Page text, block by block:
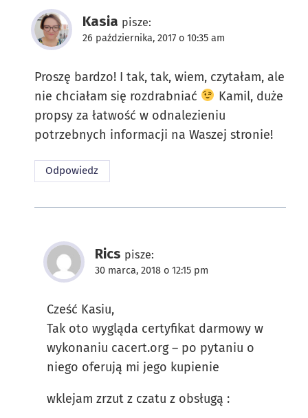
Kasia pisze:
26 października, 2017 o 10:35 am
Proszę bardzo! I tak, tak, wiem, czytałam, ale
nie chciałam się rozdrabniać
Kamil, duże
propsy za łatwość w odnalezieniu
potrzebnych informacji na Waszej stronie!
Odpowiedz
Rics pisze:
30 marca, 2018 o 12:15 pm
Cześć Kasiu,
Tak oto wygląda certyfikat darmowy w
wykonaniu cacert.org – po pytaniu o
niego oferują mi jego kupienie
wklejam zrzut z czatu z obsługą :